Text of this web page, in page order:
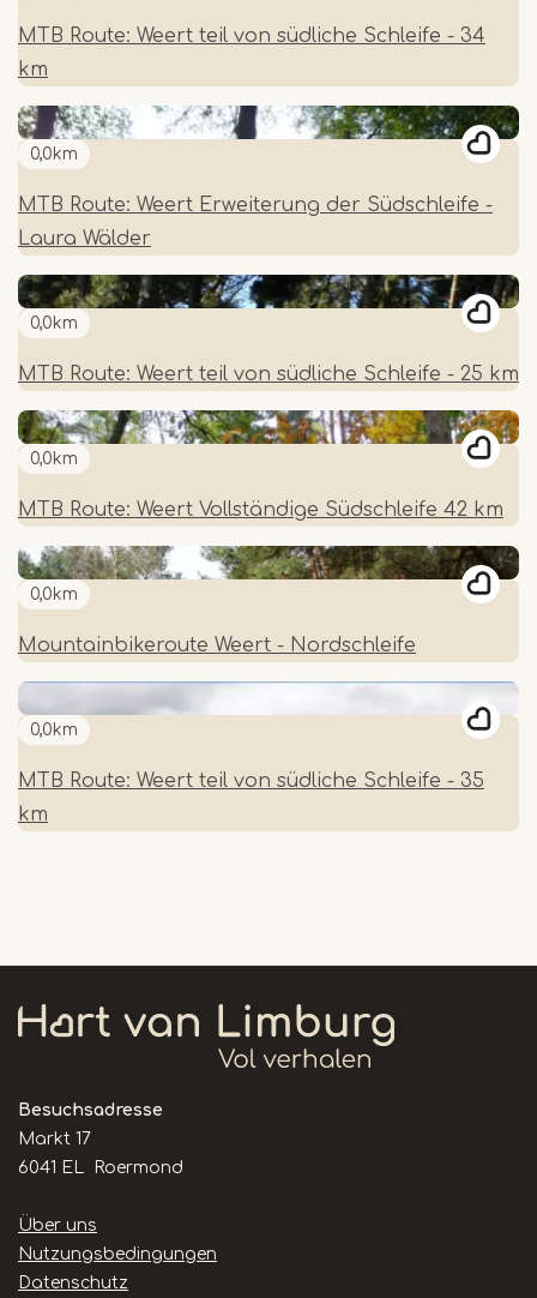
MTB Route: Weert teil von südliche Schleife - 34
km
0,0km
MTB Route: Weert Erweiterung der Südschleife -
Laura Wälder
0,0km
MTB Route: Weert teil von südliche Schleife - 25 km
0,0km
MTB Route: Weert Vollständige Südschleife 42 km
0,0km
Mountainbikeroute Weert - Nordschleife
0,0km
MTB Route: Weert teil von südliche Schleife - 35
km
Besuchsadresse
Markt 17
6041 EL Roermond
Handige
links
Über uns
Nutzungsbedingungen
Datenschutz